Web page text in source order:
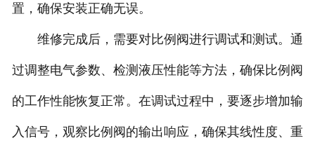
置，确保安装正确无误。
维修完成后，需要对比例阀进行调试和测试。通
过调整电气参数、检测液压性能等方法，确保比例阀
的工作性能恢复正常。在调试过程中，要逐步增加输
入信号，观察比例阀的输出响应，确保其线性度、重